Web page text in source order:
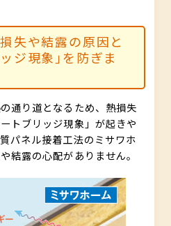
失や結露の原因と
ジ現象｣を防ぎま
通り道となるため、熱損失
トブリッジ現象」が起きや
パネル接着工法のミサワホ
結露の心配がありません。